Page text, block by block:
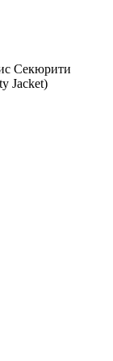
Секюрити
Jacket)